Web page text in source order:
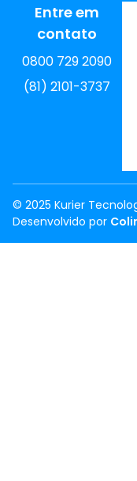
Entre em
contato
0800 729 2090
(81) 2101-3737
© 2025 Kurier
Desenvolvido por